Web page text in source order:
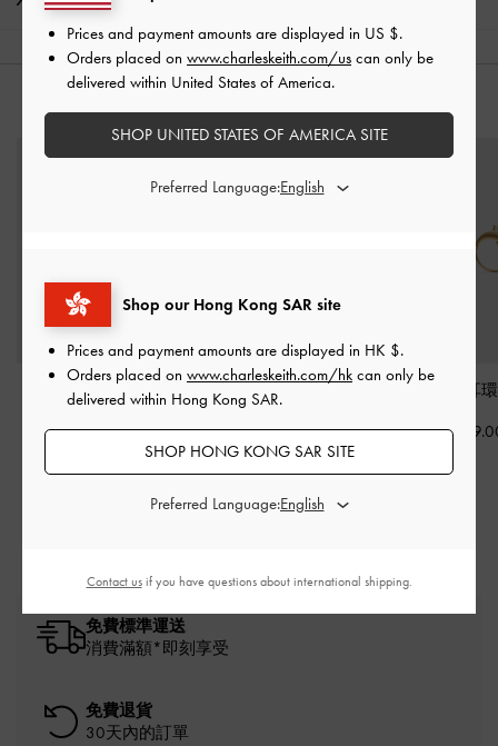
猜你喜歡
Donora 耳墜 金色
HK$299.00
Aine 水鑽雙層細鏈
HK$339.00
HK$237.00
30% OFF
Delfina 海豚耳
免費標準運送
消費滿額*即刻享受
免費退貨
30天內的訂單
Shop our Hong Kong SAR site
Prices and payment amounts are displayed in HK $.
Orders placed on www.charleskeith.com/hk can only be
delivered within Hong Kong SAR.
SHOP HONG KONG SAR SITE
Preferred Language:
Prices and payment amounts are displayed in US $.
Orders placed on www.charleskeith.com/us can only be
delivered within United States of America.
SHOP UNITED STATES OF AMERICA SITE
Preferred Language:
Contact usif you have questions about international shipping.